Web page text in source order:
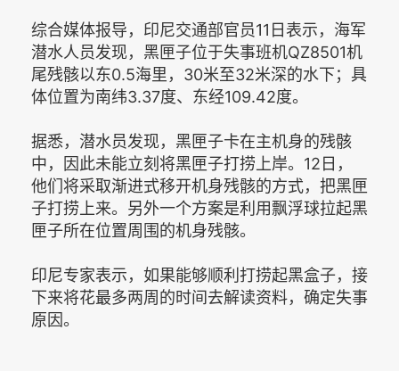
综合媒体报导，印尼交通部官员11日表示，海军
潜水人员发现，黑匣子位于失事班机QZ8501机
尾残骸以东0.5海里，30米至32米深的水下；具
体位置为南纬3.37度、东经109.42度。
据悉，潜水员发现，黑匣子卡在主机身的残骸
中，因此未能立刻将黑匣子打捞上岸。12日，
他们将采取渐进式移开机身残骸的方式，把黑匣
子打捞上来。另外一个方案是利用飘浮球拉起黑
匣子所在位置周围的机身残骸。
印尼专家表示，如果能够顺利打捞起黑盒子，接
下来将花最多两周的时间去解读资料，确定失事
原因。